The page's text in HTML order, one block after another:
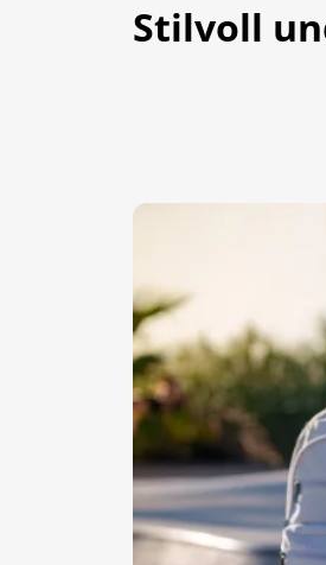
Stilvoll